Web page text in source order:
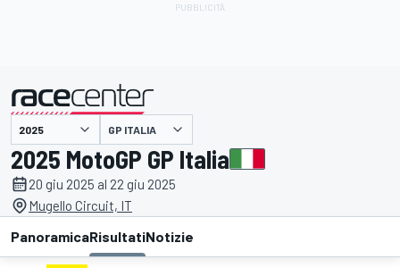
presentato da GP ITALIA
2025 MotoGP GP Italia
20 giu 2025 al 22 giu 2025
Mugello Circuit, IT
PanoramicaRisultatiNotizie